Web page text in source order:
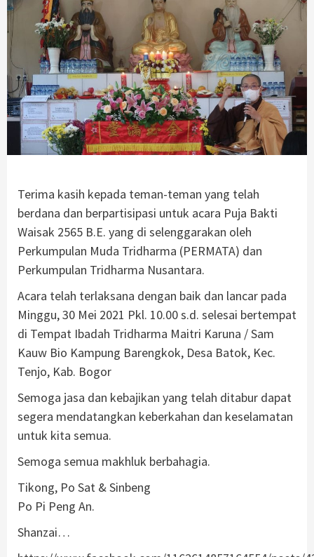
Terima kasih kepada teman-teman yang telah
berdana dan berpartisipasi untuk acara Puja Bakti
Waisak 2565 B.E. yang di selenggarakan oleh
Perkumpulan Muda Tridharma (PERMATA) dan
Perkumpulan Tridharma Nusantara.
Acara telah terlaksana dengan baik dan lancar pada
Minggu, 30 Mei 2021 Pkl. 10.00 s.d. selesai bertempat
di Tempat Ibadah Tridharma Maitri Karuna / Sam
Kauw Bio Kampung Barengkok, Desa Batok, Kec.
Tenjo, Kab. Bogor
Semoga jasa dan kebajikan yang telah ditabur dapat
segera mendatangkan keberkahan dan keselamatan
untuk kita semua.
Semoga semua makhluk berbahagia.
Tikong, Po Sat & Sinbeng
Po Pi Peng An.
Shanzai…